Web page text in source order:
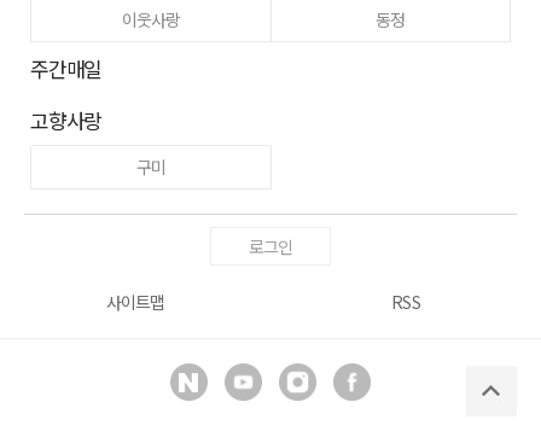
이웃사랑
동정
주간매일
고향사랑
구미
로그인
사이트맵 RSS